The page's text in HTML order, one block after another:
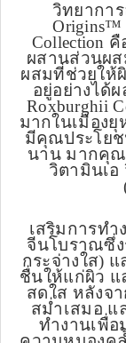
วิทยาการ
Origins™
Collection
ผสานส่วนผ
ผสมที่ช่วยให้
อยู่อย่างได้
Roxburghii
มากในเมือง
มีคุณประโยช
นาน มากคุณ
วิตามินเอ
เสริมการทำ
จีนโบราณซึ่
กระจ่างใส)
ชื่นให้แก่ผิว แ
สดใส หลังจ
สม่ำเสมอ แ
ทำงานเพื่